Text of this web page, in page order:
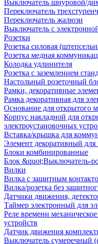
Выключатель шнуровой/
Переключатель
Переключатель жалюзи
Выключатель с
Розетки
Розетка силовая
Розетка медная
Колодка удлинителя
Розетка с заземлением
Настольный розеточный
Рамки, декоративные
Рамка декоративная для
Основание для открытого
Корпус накладной для
электроустановочных
Вставка/крышка для
Элемент декоративный для
Блоки комбинированные
Блок &quot;Выключатель-
Вилки
Вилка с защитным
Вилка/розетка без
Датчики движения,
Таймер электронный для
Реле времени
устройств
Датчик движения
Выключатель сумеречный